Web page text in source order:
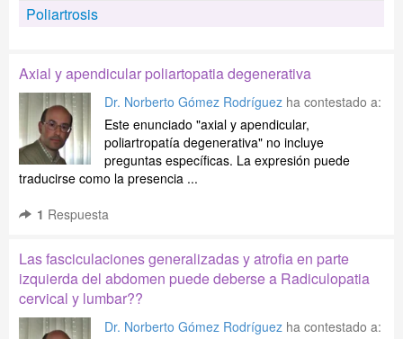
Poliartrosis
Axial y apendicular poliartopatia degenerativa
Dr. Norberto Gómez Rodríguez ha contestado a:
Este enunciado "axial y apendicular,
poliartropatía degenerativa" no incluye
preguntas específicas. La expresión puede
traducirse como la presencia ...
1 Respuesta
Las fasciculaciones generalizadas y atrofia en parte
izquierda del abdomen puede deberse a Radiculopatia
cervical y lumbar??
Dr. Norberto Gómez Rodríguez ha contestado a: